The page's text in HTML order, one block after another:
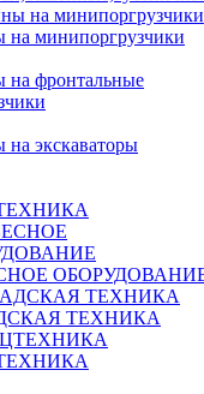
на минипоргрузчики
фронтальные
ТЕХНИКА